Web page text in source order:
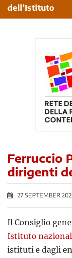
dell’Istituto
Ferruccio
dirigenti
27 SEPTEMBER
Il Consiglio
Istituto
istituti e dagli